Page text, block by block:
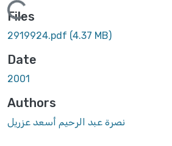
Loading...
Files
2919924.pdf (4.37 MB)
Date
2001
Authors
نصرة عبد الرحيم أسعد عزريل